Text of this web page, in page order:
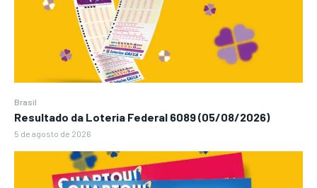
Brasil
Resultado da Loteria Federal 6089 (05/08/2026)
5 de agosto de 2026